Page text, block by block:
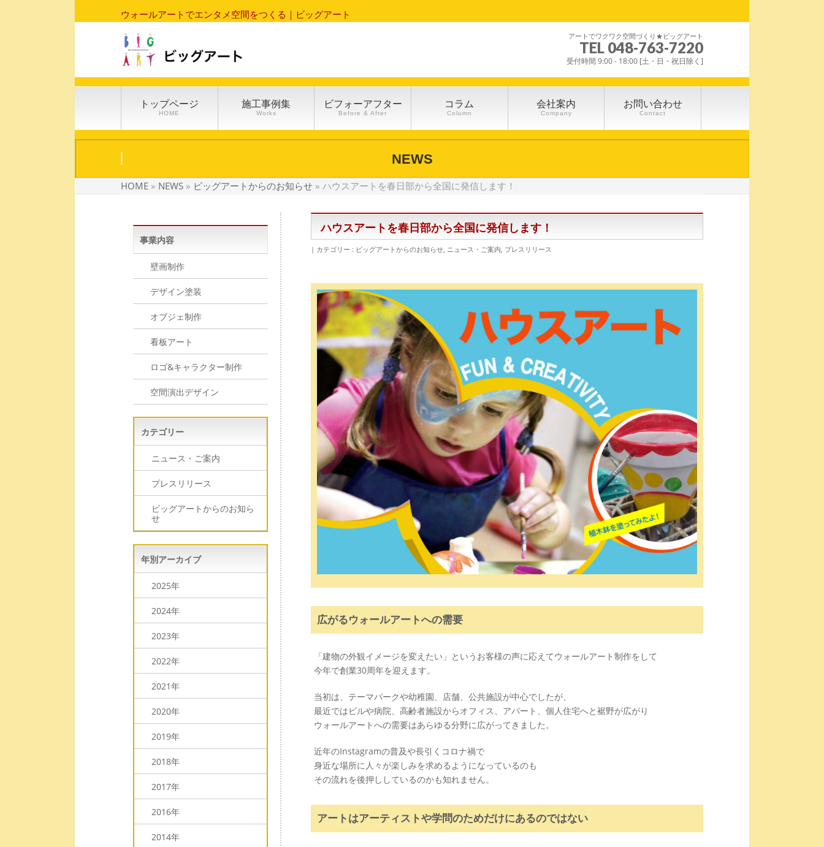
ウォールアートでエンタメ空間をつくる｜ビッグアート
アートでワクワク空間づくり★ビッグアート
TEL 048-763-7220
受付時間 9:00 - 18:00 [土・日・祝日除く]
トップページ
HOME
施工事例集
Works
ビフォーアフター
Before & After
コラム
Column
会社案内
Company
お問い合わせ
Contact
NEWS
HOME » NEWS » ビッグアートからのお知らせ » ハウスアートを春日部から全国に発信します！
ハウスアートを春日部から全国に発信します！
カテゴリー : ビッグアートからのお知らせ, ニュース・ご案内, プレスリリース
広がるウォールアートへの需要
「建物の外観イメージを変えたい」というお客様の声に応えてウォールアート制作をして
今年で創業30周年を迎えます。
当初は、テーマパークや幼稚園、店舗、公共施設が中心でしたが、
最近ではビルや病院、高齢者施設からオフィス、アパート、個人住宅へと裾野が広がり
ウォールアートへの需要はあらゆる分野に広がってきました。
近年のInstagramの普及や長引くコロナ禍で
身近な場所に人々が楽しみを求めるようになっているのも
その流れを後押ししているのかも知れません。
アートはアーティストや学問のためだけにあるのではない
事業内容
壁画制作
デザイン塗装
オブジェ制作
看板アート
ロゴ&キャラクター制作
空間演出デザイン
カテゴリー
ニュース・ご案内
プレスリリース
ビッグアートからのお知ら
せ
年別アーカイブ
2025年
2024年
2023年
2022年
2021年
2020年
2019年
2018年
2017年
2016年
2014年